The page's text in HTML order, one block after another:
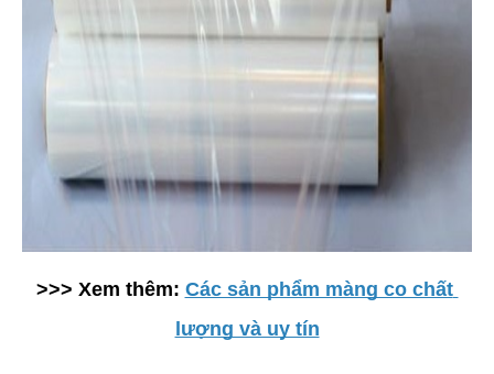
>>> Xem thêm: Các sản phẩm màng co chất
lượng và uy tín